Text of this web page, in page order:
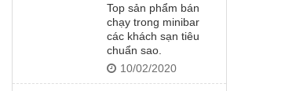
Top sản phẩm bán
chạy trong minibar
các khách sạn tiêu
chuẩn sao.
10/02/2020